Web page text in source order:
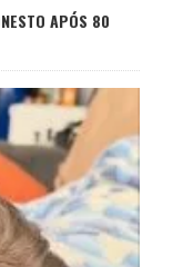
APÓS 80